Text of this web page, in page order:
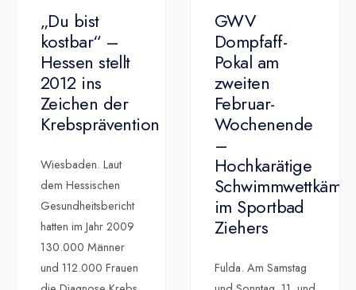
„Du bist
kostbar“ –
Hessen stellt
2012 ins
Zeichen der
Krebsprävention
Wiesbaden. Laut
dem Hessischen
Gesundheitsbericht
hatten im Jahr 2009
130.000 Männer
und 112.000 Frauen
GWV
Dompfaff-
Pokal am
zweiten
Februar-
Wochenende
–
Hochkarätige
im Sportbad
Ziehers
Fulda. Am Samstag